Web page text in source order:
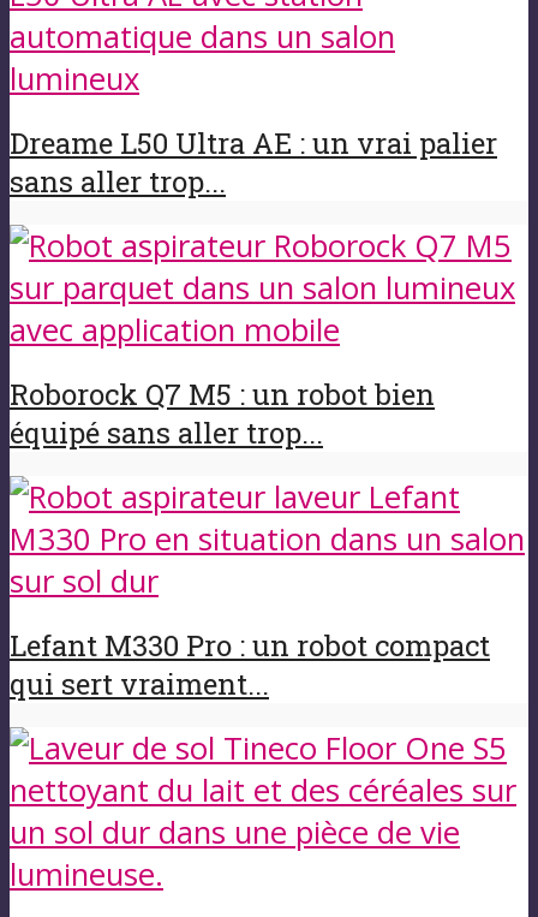
Dreame L50 Ultra AE : un vrai palier
sans aller trop...
Roborock Q7 M5 : un robot bien
équipé sans aller trop...
Lefant M330 Pro : un robot compact
qui sert vraiment...